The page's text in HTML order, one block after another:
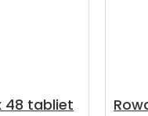
48 tabliet